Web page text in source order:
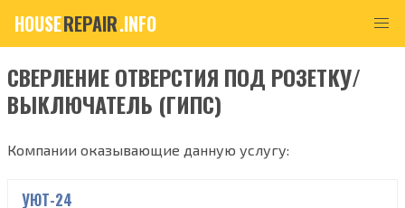
HOUSEREPAIR.INFO
СВЕРЛЕНИЕ ОТВЕРСТИЯ ПОД РОЗЕТКУ/
ВЫКЛЮЧАТЕЛЬ (ГИПС)
Компании оказывающие данную услугу:
УЮТ-24